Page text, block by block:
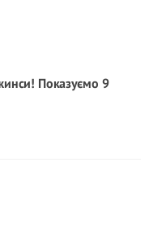
Показуємо 9